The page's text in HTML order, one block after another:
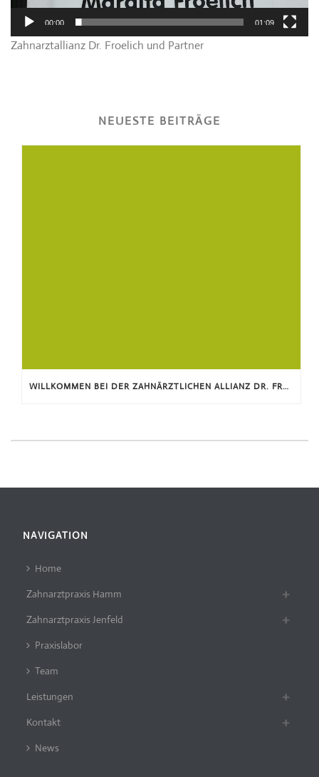
00:00 01:09
Zahnarztallianz Dr. Froelich und Partner
NEUESTE BEITRÄGE
WILLKOMMEN BEI DER ZAHNÄRZTLICHEN ALLIANZ DR. FROELICH & PARTNER
NAVIGATION
Home
Zahnarztpraxis Hamm
Zahnarztpraxis Jenfeld
Praxislabor
Team
Leistungen
Kontakt
News